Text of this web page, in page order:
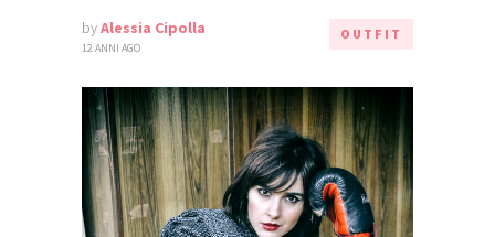
byAlessia Cipolla
12 ANNI AGO
OUTFIT